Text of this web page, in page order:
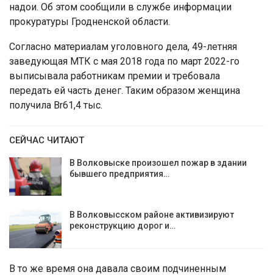
надои. Об этом сообщили в службе информации
прокуратуры Гродненской области.
Согласно материалам уголовного дела, 49-летняя
заведующая МТК с мая 2018 года по март 2022-го
выписывала работникам премии и требовала
передать ей часть денег. Таким образом женщина
получила Br61,4 тыс.
СЕЙЧАС ЧИТАЮТ
В Волковыске произошел пожар в здании
бывшего предприятия…
В Волковысском районе активизируют
реконструкцию дорог и…
В то же время она давала своим подчиненным